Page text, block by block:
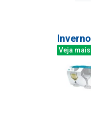
Inverno
Veja mais